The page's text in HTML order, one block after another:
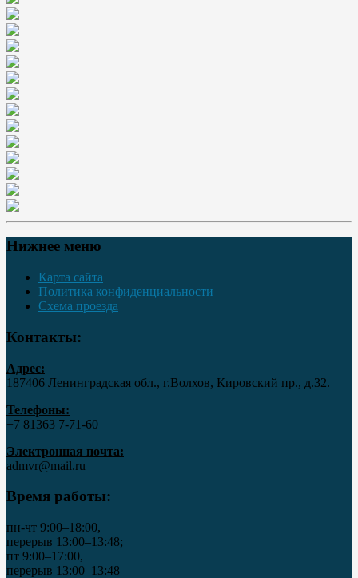
Нижнее меню
Карта сайта
Политика конфиденциальности
Схема проезда
Контакты:
Адрес:
187406 Ленинградская обл., г.Волхов, Кировский пр., д.32.
Телефоны:
+7 81363 7‑71-60
Электронная почта:
admvr@mail.ru
Время работы:
пн-чт 9:00–18:00,
перерыв 13:00–13:48;
пт 9:00–17:00,
перерыв 13:00–13:48